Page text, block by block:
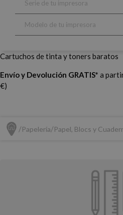
Cartuchos de tinta y toners baratos
Envío y Devolución GRATIS* a
€)
Papelería Papel, Blocs y